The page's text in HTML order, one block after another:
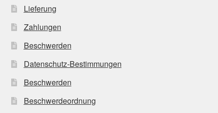
Lieferung
Zahlungen
Beschwerden
Datenschutz-Bestimmungen
Beschwerden
Beschwerdeordnung